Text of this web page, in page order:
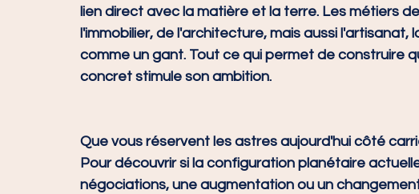
lien direct avec la matière et la terre. Les métiers
l'immobilier, de l'architecture, mais aussi
comme un gant. Tout ce qui permet de construire
concret stimule son ambition.
Que vous réservent les astres aujourd'hui côté
Pour découvrir si la configuration planétaire
négociations, une augmentation ou un